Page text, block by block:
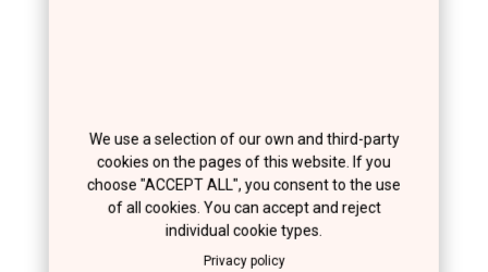
We use a selection of our own and third-party
cookies on the pages of this website. If you
choose "ACCEPT ALL", you consent to the use
of all cookies. You can accept and reject
individual cookie types.
Privacy policy